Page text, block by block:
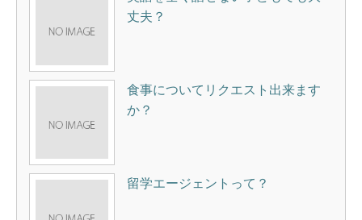
丈夫？
食事についてリクエスト出来ます
か？
留学エージェントって？